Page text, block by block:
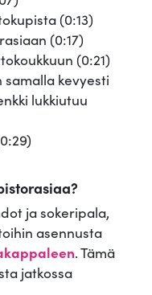
(0:13)
(0:17)
(0:21)
kevyesti
lukkiutuu
ja sokeripala,
asennusta
. Tämä
jatkossa